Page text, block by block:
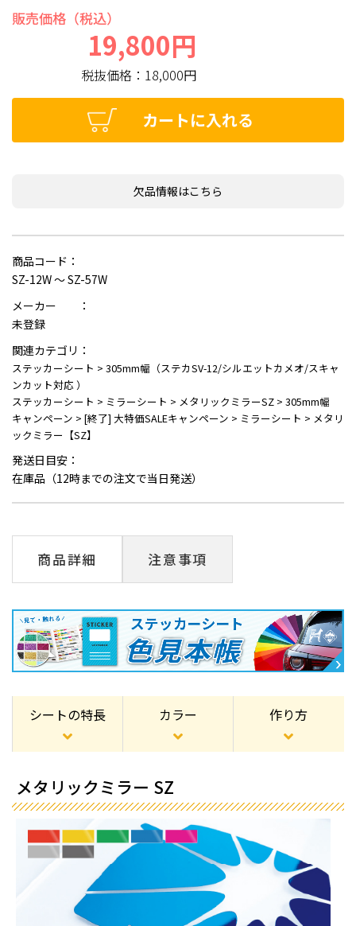
販売価格（税込）
19,800円
税抜価格： 18,000円
カートに入れる
欠品情報はこちら
商品コード：
SZ-12W ～ SZ-57W
メーカー ：
未登録
関連カテゴリ：
ステッカーシート > 305mm幅（ステカSV-12/シルエットカメオ/スキャ
ンカット対応 ）
ステッカーシート > ミラーシート > メタリックミラーSZ > 305mm幅
キャンペーン > [終了] 大特価SALEキャンペーン > ミラーシート > メタリ
ックミラー【SZ】
発送日目安：
在庫品（12時までの注文で当日発送）
商品詳細 注意事項
シートの特長 カラー 作り方
メタリックミラー SZ